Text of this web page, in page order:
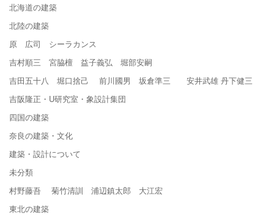
北海道の建築
北陸の建築
原 広司 シーラカンス
吉村順三 宮脇檀 益子義弘 堀部安嗣
吉田五十八 堀口捨己 前川國男 坂倉準三 安井武雄 丹下健三
吉阪隆正・U研究室・象設計集団
四国の建築
奈良の建築・文化
建築・設計について
未分類
村野藤吾 菊竹清訓 浦辺鎮太郎 大江宏
東北の建築